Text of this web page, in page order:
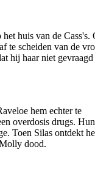
huis van de Cass's.
te scheiden van de
hij haar niet gevraagd
hem echter te
overdosis drugs.
Toen Silas ontdekt
dood.